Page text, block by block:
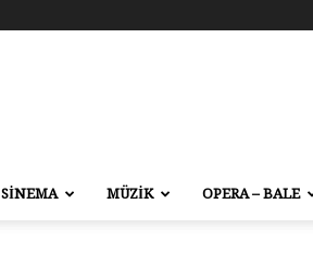
SİNEMA MÜZİK OPERA – BALE